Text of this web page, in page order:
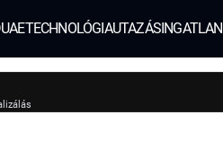
UAETECHNOLÓGIAUTAZÁSINGATLAN